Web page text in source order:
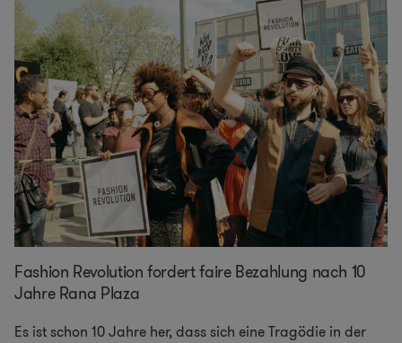
Fashion Revolution fordert faire Bezahlung nach 10
Jahre Rana Plaza
Es ist schon 10 Jahre her, dass sich eine Tragödie in der